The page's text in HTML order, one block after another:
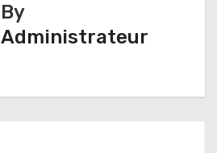
By
Administrateur